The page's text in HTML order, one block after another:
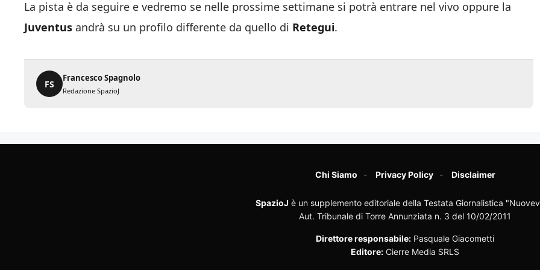
La pista è da seguire e vedremo se nelle prossime settimane si potrà entrare nel vivo oppure la
Juventus andrà su un profilo differente da quello di Retegui.
FS
Francesco Spagnolo
Redazione SpazioJ
Chi Siamo Privacy Policy Disclaimer
SpazioJ è un supplemento editoriale della Testata Giornalistica
Aut. Tribunale di Torre Annunziata n. 3 del 10/02/2011
Direttore responsabile: Pasquale Giacometti
Editore: Cierre Media SRLS